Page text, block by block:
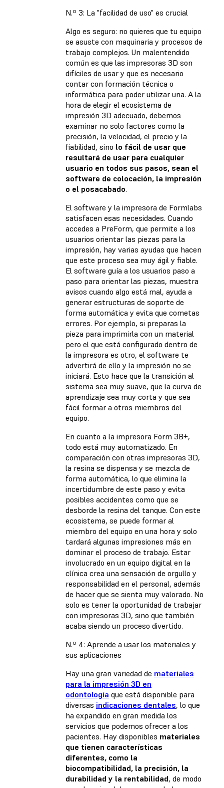
N.º 3: La "facilidad de uso" es crucial
Algo es seguro: no quieres que tu equipo
se asuste con maquinaria y procesos de
trabajo complejos. Un malentendido
común es que las impresoras 3D son
difíciles de usar y que es necesario
contar con formación técnica o
informática para poder utilizar una. A la
hora de elegir el ecosistema de
impresión 3D adecuado, debemos
examinar no solo factores como la
precisión, la velocidad, el precio y la
fiabilidad, sino lo fácil de usar que
resultará de usar para cualquier
usuario en todos sus pasos, sean el
software de colocación, la impresión
o el posacabado.
El software y la impresora de Formlabs
satisfacen esas necesidades. Cuando
accedes a PreForm, que permite a los
usuarios orientar las piezas para la
impresión, hay varias ayudas que hacen
que este proceso sea muy ágil y fiable.
El software guía a los usuarios paso a
paso para orientar las piezas, muestra
avisos cuando algo está mal, ayuda a
generar estructuras de soporte de
forma automática y evita que cometas
errores. Por ejemplo, si preparas la
pieza para imprimirla con un material
pero el que está configurado dentro de
la impresora es otro, el software te
advertirá de ello y la impresión no se
iniciará. Esto hace que la transición al
sistema sea muy suave, que la curva de
aprendizaje sea muy corta y que sea
fácil formar a otros miembros del
equipo.
En cuanto a la impresora Form 3B+,
todo está muy automatizado. En
comparación con otras impresoras 3D,
la resina se dispensa y se mezcla de
forma automática, lo que elimina la
incertidumbre de este paso y evita
posibles accidentes como que se
desborde la resina del tanque. Con este
ecosistema, se puede formar al
miembro del equipo en una hora y solo
tardará algunas impresiones más en
dominar el proceso de trabajo. Estar
involucrado en un equipo digital en la
clínica crea una sensación de orgullo y
responsabilidad en el personal, además
de hacer que se sienta muy valorado. No
solo es tener la oportunidad de trabajar
con impresoras 3D, sino que también
acaba siendo un proceso divertido.
N.º 4: Aprende a usar los materiales y
sus aplicaciones
Hay una gran variedad de materiales
para la impresión 3D en
odontología que está disponible para
diversas indicaciones dentales, lo que
ha expandido en gran medida los
servicios que podemos ofrecer a los
pacientes. Hay disponibles materiales
que tienen características
diferentes, como la
biocompatibilidad, la precisión, la
durabilidad y la rentabilidad, de modo